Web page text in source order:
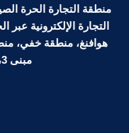
منطقة التجارة الحرة
G، مبنى 3، المرحلة الثالثة من المنطقة الصناعية